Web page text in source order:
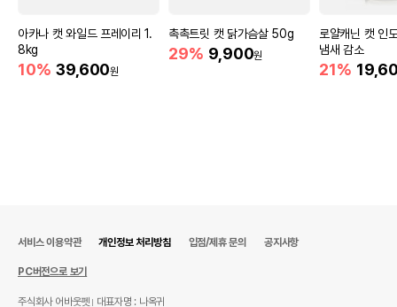
아카나 캣 와일드 프레이리 1.
8kg
10% 39,600원
촉촉트릿 캣 닭가슴살 50g
29% 9,900원
로얄캐닌 캣 인
냄새 감소
21%
서비스 이용약관 개인정보 처리방침 입점/제휴 문의 공지사항
PC버전으로 보기
주식회사 어바웃펫 대표자명 : 나옥귀